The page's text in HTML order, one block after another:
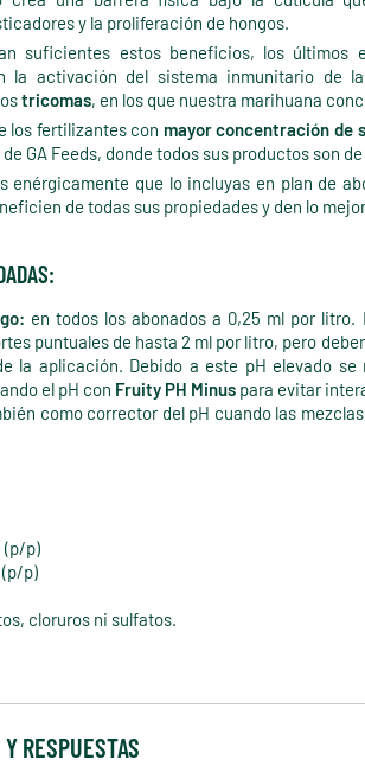
y la proliferación de hongos.
suficientes estos beneficios, los últimos
la activación del sistema inmunitario de
tricomas, en los que nuestra marihuana
los fertilizantes con mayor concentración de
GA Feeds, donde todos sus productos son
enérgicamente que lo incluyas en plan de
de todas sus propiedades y den lo
en todos los abonados a 0,25 ml por
puntuales de hasta 2 ml por litro, pero
la aplicación. Debido a este pH elevado
el pH con Fruity PH Minus para evitar
como corrector del pH cuando las
(p/p)
p)
cloruros ni sulfatos.
RESPUESTAS